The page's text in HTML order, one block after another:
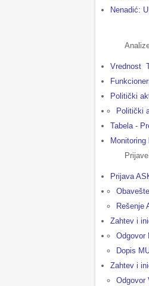
Nenadić:
Vrednost
Politički
Politički
Tabela -
Prijava
Rešenje
Zahtev i
Odgovor
Dopis
Zahtev i
Odgovor